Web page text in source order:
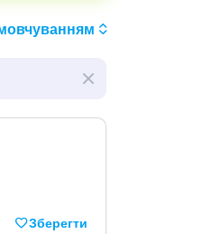
Зберегти